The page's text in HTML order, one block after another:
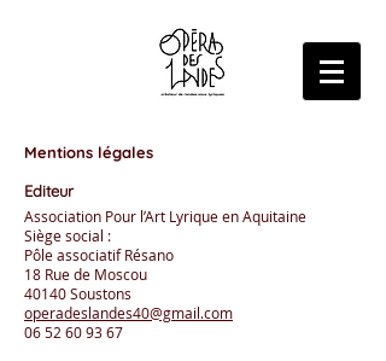
Mentions légales
Editeur
Association Pour l’Art Lyrique en Aquitaine
Siège social :
Pôle associatif Résano
18 Rue de Moscou
40140 Soustons
operadeslandes40@gmail.com
06 52 60 93 67